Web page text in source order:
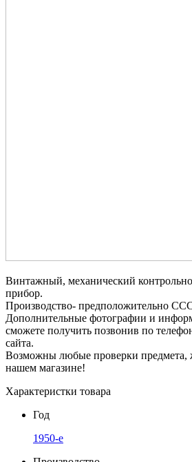
Винтажный, механический
прибор.
Производство- предположительно
Дополнительные фотографии и
сможете получить позвонив по
сайта.
Возможны любые проверки предмета,
нашем магазине!
Характеристки товара
Год
1950-е